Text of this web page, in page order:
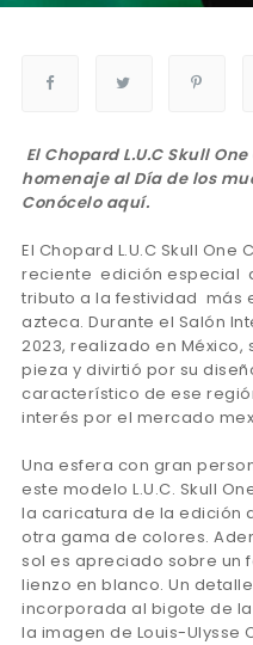
El Chopard L.U.C Skull
homenaje al Día de los
Conócelo aquí.
El Chopard L.U.C Skull One
reciente edición especial
tributo a la festividad más
azteca. Durante el Salón
2023, realizado en
pieza y divirtió por su
característico de ese
interés por el mercado
Una esfera con gran
este modelo L.U.C. Skull
la caricatura de la edición
otra gama de colores.
sol es apreciado sobre un
lienzo en blanco. Un
incorporada al bigote de
la imagen de Louis-Ulysse